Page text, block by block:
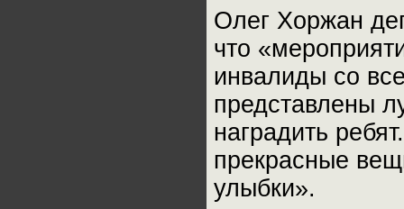
Олег Хоржан
что
инвалиды со
представлены
наградить
прекрасные
улыбки».